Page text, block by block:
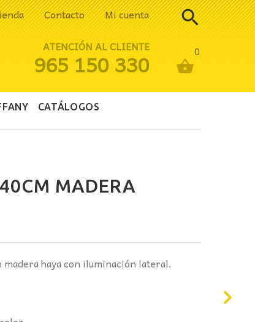
Contacto Mi cuenta
0
ATENCIÓN AL CLIENTE
965 150 330
CATÁLOGOS
MADERA
haya con iluminación lateral.